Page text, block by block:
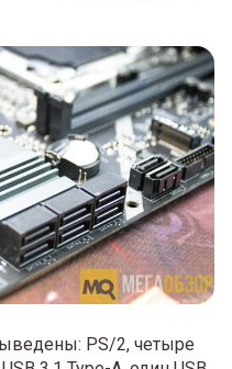
PS/2, четыре